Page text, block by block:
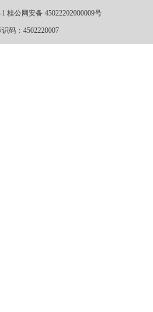
桂公网安备 45022202000009号
识码：4502220007